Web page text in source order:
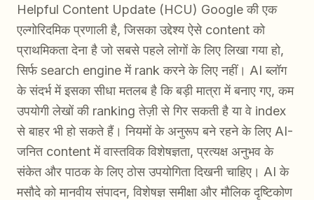
Helpful Content Update (HCU) Google की एक
एल्गोरिदमिक प्रणाली है, जिसका उद्देश्य ऐसे content को
प्राथमिकता देना है जो सबसे पहले लोगों के लिए लिखा गया हो,
सिर्फ search engine में rank करने के लिए नहीं। AI ब्लॉग
के संदर्भ में इसका सीधा मतलब है कि बड़ी मात्रा में बनाए गए, कम
उपयोगी लेखों की ranking तेज़ी से गिर सकती है या वे index
से बाहर भी हो सकते हैं। नियमों के अनुरूप बने रहने के लिए AI-
जनित content में वास्तविक विशेषज्ञता, प्रत्यक्ष अनुभव के
संकेत और पाठक के लिए ठोस उपयोगिता दिखनी चाहिए। AI के
मसौदे को मानवीय संपादन, विशेषज्ञ समीक्षा और मौलिक दृष्टिकोण